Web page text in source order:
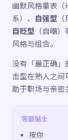
幽默风格量表（
系）、 自强型
自贬型 （自嘲
风格与组合。
没有「最正确」
击型在熟人之
助于职场与亲密
答题贴士
按你